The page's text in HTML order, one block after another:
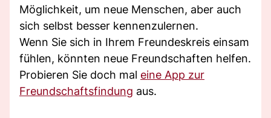
Möglichkeit, um neue Menschen, aber auch
sich selbst besser kennenzulernen.
Wenn Sie sich in Ihrem Freundeskreis einsam
fühlen, könnten neue Freundschaften helfen.
Probieren Sie doch mal eine App zur
Freundschaftsfindung aus.